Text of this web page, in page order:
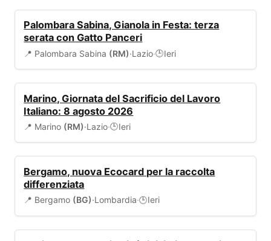
Palombara Sabina, Gianola in Festa: terza
serata con Gatto Panceri
📍 Palombara Sabina (RM)·Lazio·🕒Ieri
Marino, Giornata del Sacrificio del Lavoro
Italiano: 8 agosto 2026
📍 Marino (RM)·Lazio·🕒Ieri
Bergamo, nuova Ecocard per la raccolta
differenziata
📍 Bergamo (BG)·Lombardia·🕒Ieri